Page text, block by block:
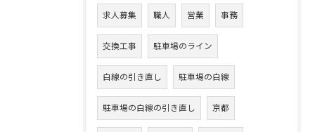
求人募集 職人 営業 事務
交換工事 駐車場のライン
白線の引き直し 駐車場の白線
駐車場の白線の引き直し 京都